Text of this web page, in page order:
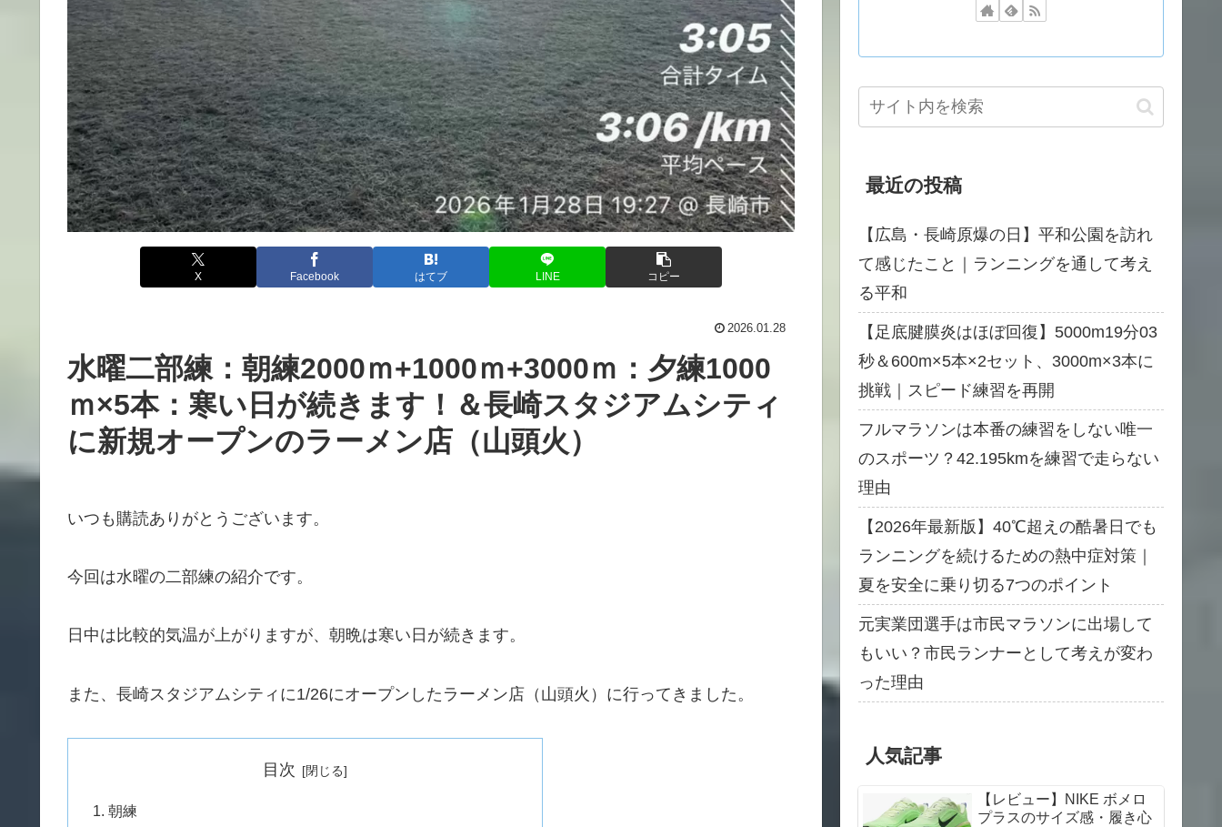
X Facebook はてブ LINE コピー
2026.01.28
水曜二部練：朝練2000ｍ+1000ｍ+3000ｍ：夕練1000
ｍ×5本：寒い日が続きます！＆長崎スタジアムシティ
に新規オープンのラーメン店（山頭火）
いつも購読ありがとうございます。
今回は水曜の二部練の紹介です。
日中は比較的気温が上がりますが、朝晩は寒い日が続きます。
また、長崎スタジアムシティに1/26にオープンしたラーメン店（山頭火）に行ってきました。
目次
朝練
最近の投稿
【広島・長崎原爆の日】平和公園を訪れ
て感じたこと｜ランニングを通して考え
る平和
【足底腱膜炎はほぼ回復】5000m19分03
秒＆600m×5本×2セット、3000m×3本に
挑戦｜スピード練習を再開
フルマラソンは本番の練習をしない唯一
のスポーツ？42.195kmを練習で走らない
理由
【2026年最新版】40℃超えの酷暑日でも
ランニングを続けるための熱中症対策｜
夏を安全に乗り切る7つのポイント
元実業団選手は市民マラソンに出場して
もいい？市民ランナーとして考えが変わ
った理由
人気記事
【レビュー】NIKE ボメロ
プラスのサイズ感・履き心